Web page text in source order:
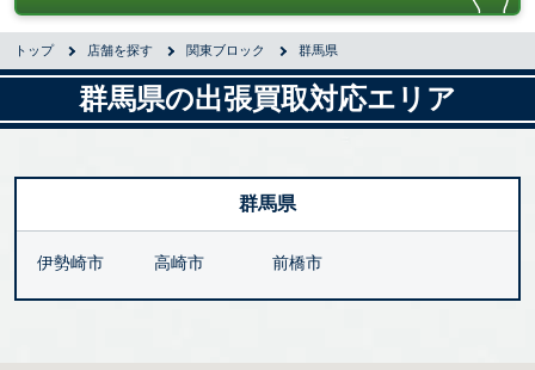
トップ 店舗を探す 関東ブロック 群馬県
群馬県の出張買取対応エリア
群馬県
伊勢崎市 高崎市 前橋市